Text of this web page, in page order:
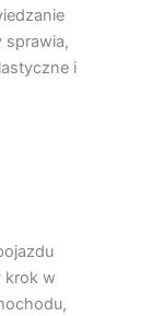
sprawia,
i
krok w